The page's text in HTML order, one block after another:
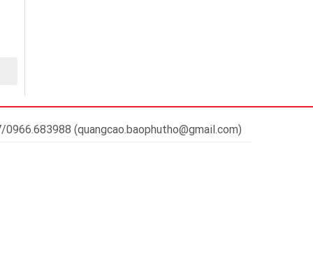
(quangcao.baophutho@gmail.com)